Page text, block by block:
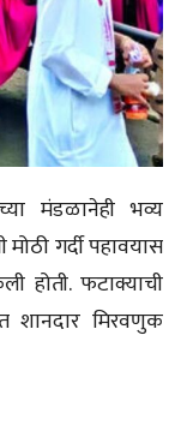
मंडळानेही भव्य
गर्दी पहावयास
होती. फटाक्याची
शानदार मिरवणुक